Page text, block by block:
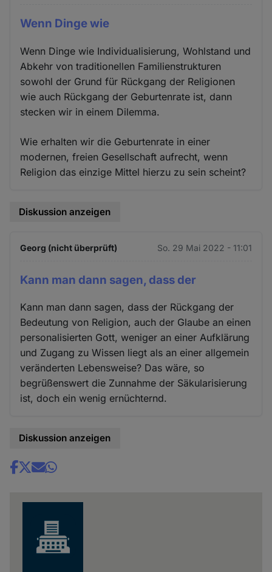
Wenn Dinge wie
Wenn Dinge wie Individualisierung, Wohlstand und
Abkehr von traditionellen Familienstrukturen
sowohl der Grund für Rückgang der Religionen
wie auch Rückgang der Geburtenrate ist, dann
stecken wir in einem Dilemma.
Wie erhalten wir die Geburtenrate in einer
modernen, freien Gesellschaft aufrecht, wenn
Religion das einzige Mittel hierzu zu sein scheint?
Diskussion anzeigen
Georg (nicht überprüft) So. 29 Mai 2022 - 11:01
Kann man dann sagen, dass der
Kann man dann sagen, dass der Rückgang der
Bedeutung von Religion, auch der Glaube an einen
personalisierten Gott, weniger an einer Aufklärung
und Zugang zu Wissen liegt als an einer allgemein
veränderten Lebensweise? Das wäre, so
begrüßenswert die Zunnahme der Säkularisierung
ist, doch ein wenig ernüchternd.
Diskussion anzeigen
Share